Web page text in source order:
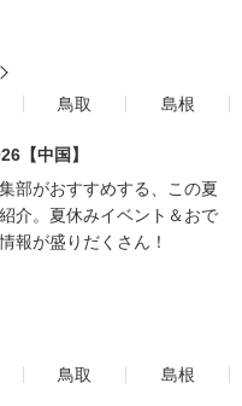
鳥取 島根
【中国】
部がおすすめする、この夏
介。夏休みイベント＆おで
報が盛りだくさん！
鳥取 島根